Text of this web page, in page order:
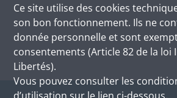
Ce site utilise des cookies
son bon fonctionnement. Ils ne
donnée personnelle et sont
consentements (Article 82 de la
Libertés).
Vous pouvez consulter les